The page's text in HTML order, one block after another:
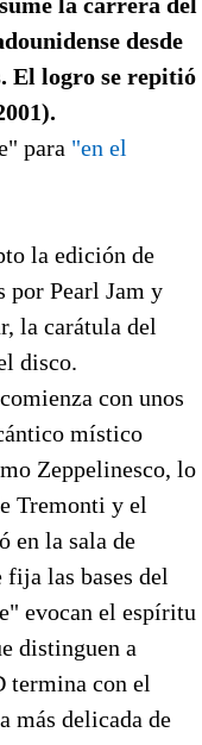
desde
El logro se repitió
para "en el
la edición de
por Pearl Jam y
la carátula del
disco.
con unos
místico
Zeppelinesco, lo
Tremonti y el
en la sala de
las bases del
evocan el espíritu
distinguen a
termina con el
más delicada de